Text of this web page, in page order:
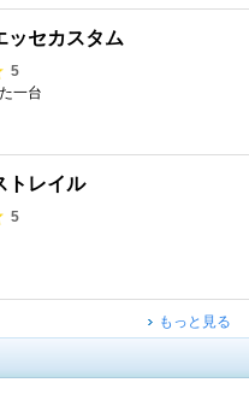
ッセカスタム
5
一台
トレイル
5
もっと見る